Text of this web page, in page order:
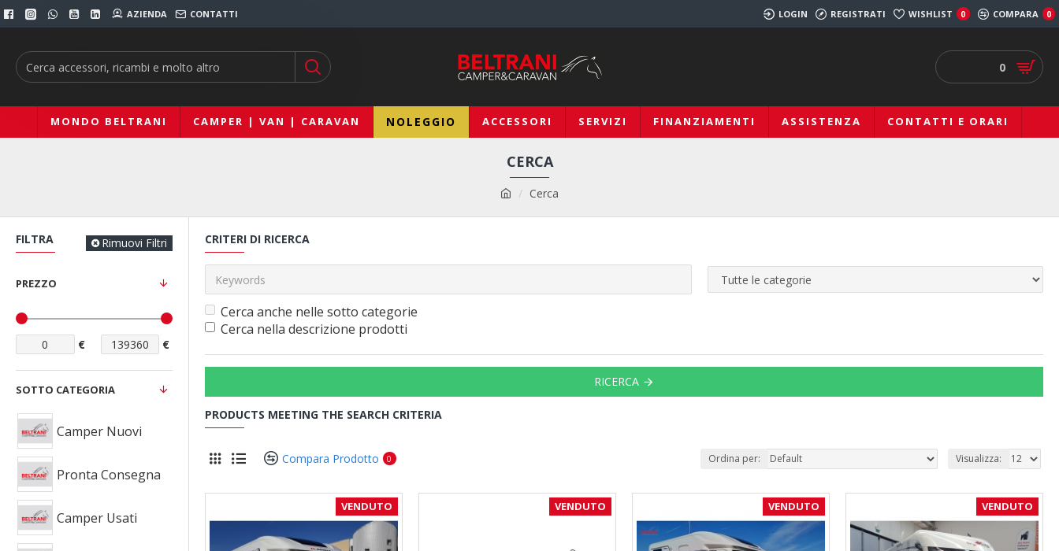
AZIENDA CONTATTI LOGIN REGISTRATI WISHLIST 0 COMPARA 0
0
MONDO BELTRANI CAMPER | VAN | CARAVAN NOLEGGIO ACCESSORI SERVIZI FINANZIAMENTI ASSISTENZA CONTATTI E ORARI
Cerca
CERCA
FILTRA Rimuovi Filtri
PREZZO
€ €
SOTTO CATEGORIA
Camper Nuovi
Pronta Consegna
Camper Usati
CRITERI DI RICERCA
Cerca anche nelle sotto categorie
Cerca nella descrizione prodotti
RICERCA
PRODUCTS MEETING THE SEARCH CRITERIA
Compara Prodotto 0 Ordina per: Visualizza:
VENDUTO VENDUTO VENDUTO VENDUTO